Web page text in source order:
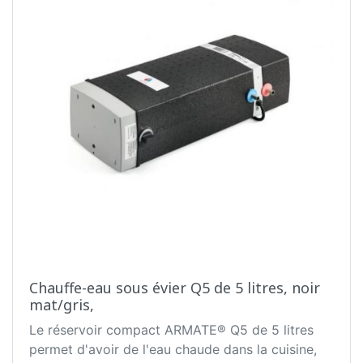
— limitation de température de sécurité pouvant
— protection contre les contacts/l’humidité
— branchement électrique 230 V, prêt à enficher,
puissance absorbée 2,2 kW
— poids rempli d’eau 7,7 kg
— dimensions de l’appareil (H x L x P) 435 x 270
Chauffe-eau sous évier Q5 de 5 litres, noir
mat/gris,
Le réservoir compact ARMATE® Q5 de 5 litres
permet d'avoir de l'eau chaude dans la cuisine,